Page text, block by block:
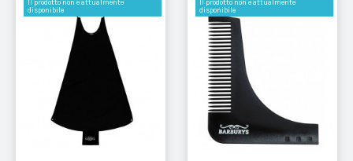
Il prodotto non è attualmente
disponibile
Il prodotto non è attualmente
disponibile